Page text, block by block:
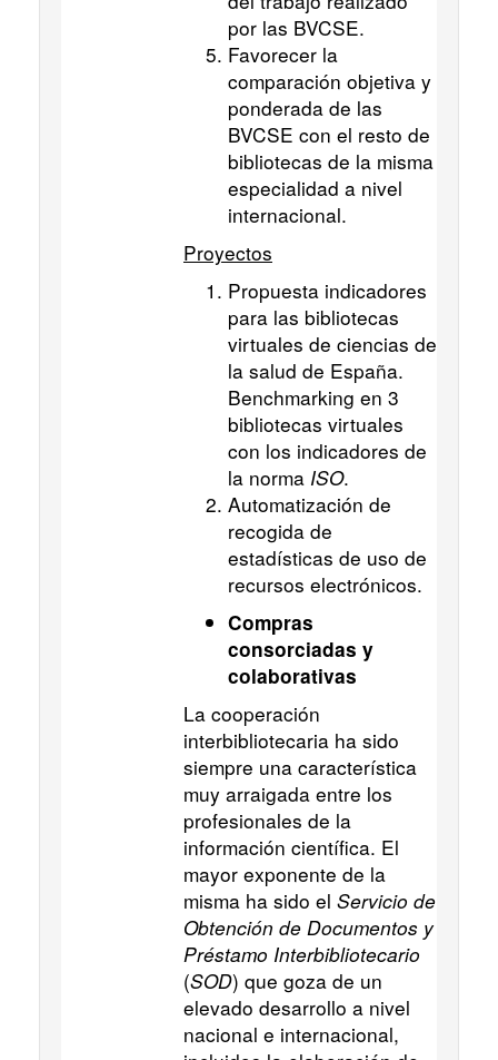
por las BVCSE.
Favorecer la
comparación objetiva y
ponderada de las
BVCSE con el resto de
bibliotecas de la misma
especialidad a nivel
internacional.
Proyectos
Propuesta indicadores
para las bibliotecas
virtuales de ciencias de
la salud de España.
Benchmarking en 3
bibliotecas virtuales
con los indicadores de
la norma ISO.
Automatización de
recogida de
estadísticas de uso de
recursos electrónicos.
Compras
consorciadas y
colaborativas
La cooperación
interbibliotecaria ha sido
siempre una característica
muy arraigada entre los
profesionales de la
información científica. El
mayor exponente de la
misma ha sido el Servicio de
Obtención de Documentos y
Préstamo Interbibliotecario
(SOD) que goza de un
elevado desarrollo a nivel
nacional e internacional,